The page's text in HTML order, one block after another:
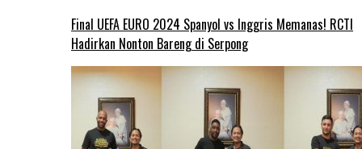
Final UEFA EURO 2024 Spanyol vs Inggris Memanas! RCTI
Hadirkan Nonton Bareng di Serpong